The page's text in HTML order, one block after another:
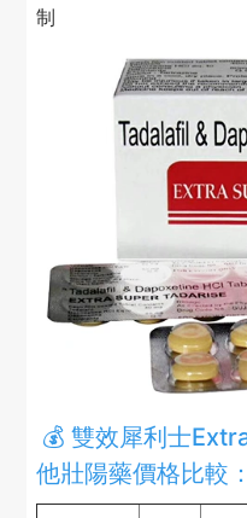
制
💰 雙效犀利士
他壯陽藥價格比較